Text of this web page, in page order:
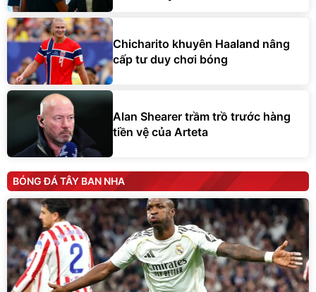
Chicharito khuyên Haaland nâng
cấp tư duy chơi bóng
Alan Shearer trầm trồ trước hàng
tiền vệ của Arteta
BÓNG ĐÁ TÂY BAN NHA